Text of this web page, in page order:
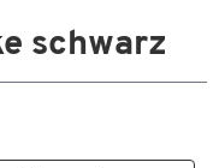
schwarz